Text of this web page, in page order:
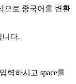
으로 중국어를 변환
니다.
력하시고 space를